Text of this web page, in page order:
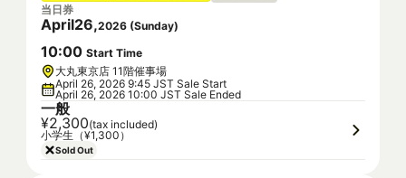
当日券
April26,2026 (Sunday)
10:00 Start Time
大丸東京店 11階催事場
April 26, 2026 9:45 JST Sale Start
April 26, 2026 10:00 JST Sale Ended
一般
¥2,300(tax included)
小学生（¥1,300）
Sold Out